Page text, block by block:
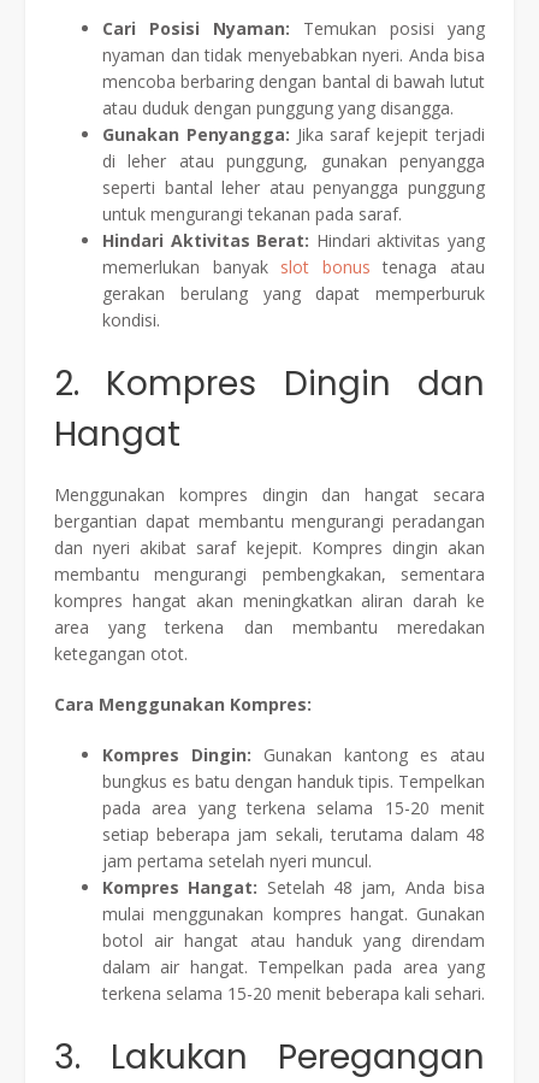
Cari Posisi Nyaman: Temukan posisi yang
nyaman dan tidak menyebabkan nyeri. Anda bisa
mencoba berbaring dengan bantal di bawah lutut
atau duduk dengan punggung yang disangga.
Gunakan Penyangga: Jika saraf kejepit terjadi
di leher atau punggung, gunakan penyangga
seperti bantal leher atau penyangga punggung
untuk mengurangi tekanan pada saraf.
Hindari Aktivitas Berat: Hindari aktivitas yang
memerlukan banyak slot bonus tenaga atau
gerakan berulang yang dapat memperburuk
kondisi.
2. Kompres Dingin dan
Hangat
Menggunakan kompres dingin dan hangat secara
bergantian dapat membantu mengurangi peradangan
dan nyeri akibat saraf kejepit. Kompres dingin akan
membantu mengurangi pembengkakan, sementara
kompres hangat akan meningkatkan aliran darah ke
area yang terkena dan membantu meredakan
ketegangan otot.
Cara Menggunakan Kompres:
Kompres Dingin: Gunakan kantong es atau
bungkus es batu dengan handuk tipis. Tempelkan
pada area yang terkena selama 15-20 menit
setiap beberapa jam sekali, terutama dalam 48
jam pertama setelah nyeri muncul.
Kompres Hangat: Setelah 48 jam, Anda bisa
mulai menggunakan kompres hangat. Gunakan
botol air hangat atau handuk yang direndam
dalam air hangat. Tempelkan pada area yang
terkena selama 15-20 menit beberapa kali sehari.
3. Lakukan Peregangan